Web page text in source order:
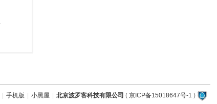
| 手机版 | 小黑屋 | 北京波罗客科技有限公司 ( 京ICP备15018647号-1 )